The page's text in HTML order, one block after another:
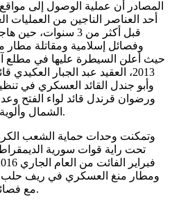
المصادر أن عملية الوصول إلى
أحد العناصر الناجين من العمليات
قبل أكثر من 3
وفصائل إسلامية ومقاتلة
حيث أعلن السيطرة عليها في
2013، العقيد عبد الجبار
وأبو جندل القائد العسكري في
ورضوان قرندل قائد لواء الفتح
الشمال وألوية اعزاز ومنغ والشمال السوري.
وتمكنت وحدات حماية الشعب
ومطار منغ العسكري في ريف حلب
مع فصائل إسلامية ومقاتلة في المطار.